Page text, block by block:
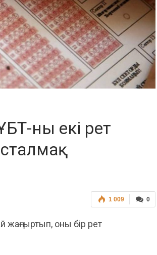
ны екі рет
0
1 009
жаңғыртып, оны бір рет